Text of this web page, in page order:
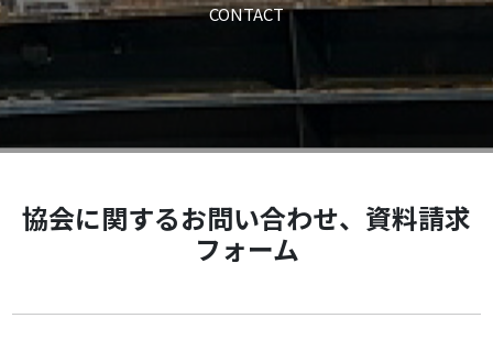
CONTACT
協会に関するお問い合わせ、資料請求
フォーム